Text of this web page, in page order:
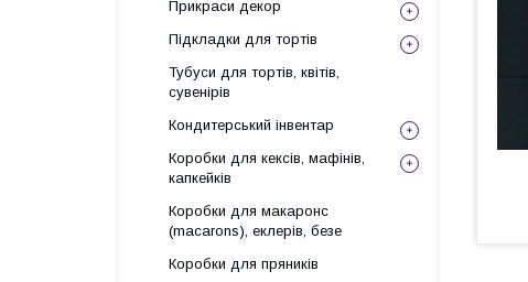
Прикраси декор
Підкладки для тортів
Тубуси для тортів, квітів,
сувенірів
Кондитерський інвентар
Коробки для кексів, мафінів,
капкейків
Коробки для макаронс
(macarons), еклерів, безе
Коробки для пряників